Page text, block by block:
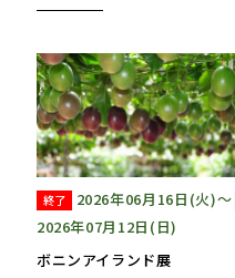
終了
2026年06月16日(火)〜
2026年07月12日(日)
ボニンアイランド展